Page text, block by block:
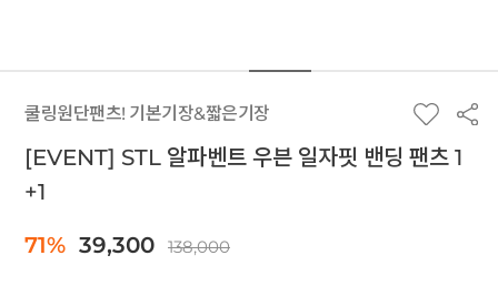
쿨링원단팬츠! 기본기장&짧은기장
[EVENT] STL 알파벤트 우븐 일자핏 밴딩 팬츠 1
+1
71% 39,300 138,000